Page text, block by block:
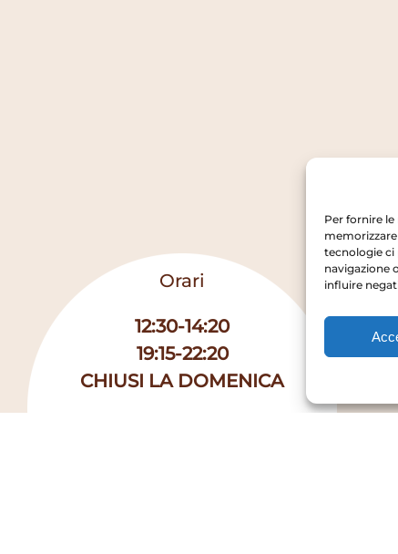
Per fornire
tecnologie ci
navigazione
influire
Orari
12:30-14:20
19:15-22:20
CHIUSI LA DOMENICA